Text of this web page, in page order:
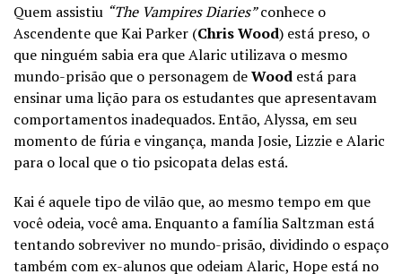
Quem assistiu “The Vampires Diaries”conhece o
Ascendente que Kai Parker (Chris Wood) está preso, o
que ninguém sabia era que Alaric utilizava o mesmo
mundo-prisão que o personagem deWood está para
ensinar uma lição para os estudantes que apresentavam
comportamentos inadequados. Então, Alyssa, em seu
momento de fúria e vingança, manda Josie, Lizzie e Alaric
para o local que o tio psicopata delas está.
Kai é aquele tipo de vilão que, ao mesmo tempo em que
você odeia, você ama. Enquanto a família Saltzman está
tentando sobreviver no mundo-prisão, dividindo o espaço
também com ex-alunos que odeiam Alaric, Hope está no